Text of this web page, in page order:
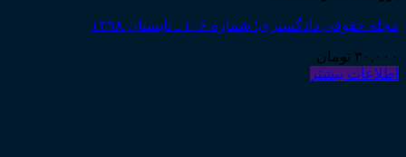
دادگستری؛ شماره ۱۰۶ ـ تابستان ۱۳۹۸
تومان
بیشتر